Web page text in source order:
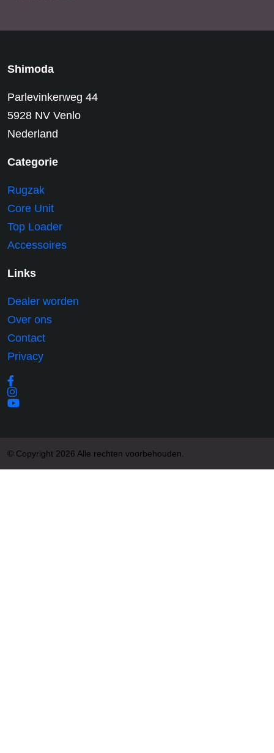
Shimoda
Parlevinkerweg 44
5928 NV Venlo
Nederland
Categorie
Rugzak
Core Unit
Top Loader
Accessoires
Links
Dealer worden
Over ons
Contact
Privacy
© Copyright 2026 Alle rechten voorbehouden.